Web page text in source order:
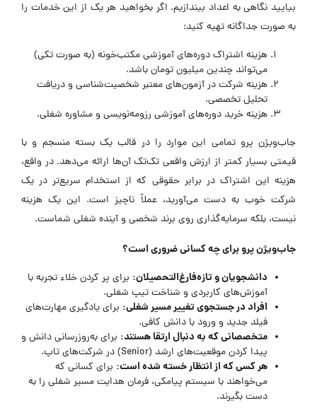
بیایید نگاهی به اعداد بیندازیم. اگر بخواهید هر یک از این خدمات را
به صورت جداگانه تهیه کنید:
هزینه اشتراک دوره‌های آموزشی مکتب‌خونه (به صورت تکی)
می‌تواند چندین میلیون تومان باشد.
هزینه شرکت در آزمون‌های معتبر شخصیت‌شناسی و دریافت
تحلیل تخصصی.
هزینه خرید دوره‌های آموزشی رزومه‌نویسی و مشاوره شغلی.
جاب‌ویژن پرو تمامی این موارد را در قالب یک بسته منسجم و با
قیمتی بسیار کمتر از ارزش واقعی تک‌تک آن‌ها ارائه می‌دهد. در واقع،
هزینه این اشتراک در برابر حقوقی که از استخدام سریع‌تر در یک
شرکت خوب به دست می‌آورید، عملاً ناچیز است. این یک هزینه
نیست، بلکه سرمایه‌گذاری روی برند شخصی و آینده شغلی شماست.
جاب‌ویژن پرو برای چه کسانی ضروری است؟
دانشجویان و تازه‌فارغ‌التحصیلان: برای پر کردن خلاء تجربه با
آموزش‌های کاربردی و شناخت تیپ شغلی.
افراد در جستجوی تغییر مسیر شغلی: برای یادگیری مهارت‌های
فیلد جدید و ورود با دانش کافی.
متخصصانی که به دنبال ارتقا هستند: برای به‌روزرسانی دانش و
پیدا کردن موقعیت‌های ارشد (Senior) در شرکت‌های تاپ.
هر کسی که از انتظار خسته شده است: برای کسانی که
می‌خواهند با سیستم پیامکی، فرمان هدایت مسیر شغلی را به
دست بگیرند.